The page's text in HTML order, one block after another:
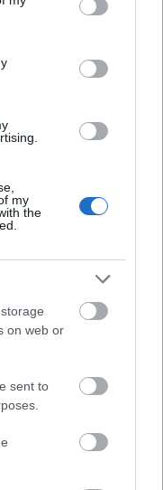
third-party tags to
in below Google
my
the
on web or
sent to
του
να κερδίσετε το